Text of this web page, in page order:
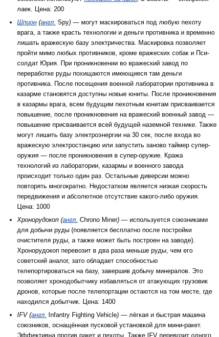
лаек. Цена: 200
Шпион (англ. Spy) — могут маскироваться под любую пехоту
врага, а также красть технологии и деньги противника и временно
лишать вражескую базу электричества. Маскировка позволяет
пройти мимо любых противников, кроме вражеских собак и Пси-
солдат Юрия. При проникновении во вражеский завод по
переработке руды похищаются имеющиеся там деньги
противника. После посещения военной лаборатории противника в
казарме становятся доступны новые юниты. После проникновения
в казармы врага, всем будущим пехотным юнитам присваивается
повышение, после проникновения на вражеский военный завод —
повышение присваивается всей будущей наземной технике. Также
могут лишить базу электроэнергии на 30 сек, после входа во
вражескую электростанцию или запустить заново таймер супер-
оружия — после проникновения в супер-оружие. Кража
технологий из лаборатории, казармы и военного завода
происходит только один раз. Остальные диверсии можно
повторять многократно. Недостатком является низкая скорость
передвижения и абсолютное отсутствие какого-либо оружия.
Цена: 1000
Хронорудокоп (англ. Chrono Miner) — используется союзниками
для добычи руды (появляется бесплатно после постройки
очистителя руды, а также может быть построен на заводе).
Хронорудокоп перевозит в два раза меньше руды, чем его
советский аналог, зато обладает способностью
телепортироваться на базу, завершив добычу минералов. Это
позволяет хронодобытчику избавляться от атакующих грузовик
дронов, которые после телепортации остаются на том месте, где
находился добытчик. Цена: 1400
IFV (англ. Infantry Fighting Vehicle) — лёгкая и быстрая машина
союзников, оснащённая пусковой установкой для мини-ракет.
Эффективна против ракет и пехоты. Также IFV перевозит одного